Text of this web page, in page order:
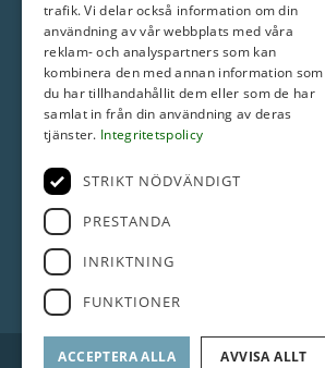
Snabblänkar
ROI Fastighetsmäkleri AB
Torngatan 44E
754 23 Uppsala
trafik. Vi delar också information om din
användning av vår webbplats med våra
reklam- och analyspartners som kan
kombinera den med annan information som
du har tillhandahållit dem eller som de har
samlat in från din användning av deras
tjänster. Integritetspolicy
STRIKT NÖDVÄNDIGT
PRESTANDA
INRIKTNING
FUNKTIONER
ACCEPTERA ALLA AVVISA ALLT